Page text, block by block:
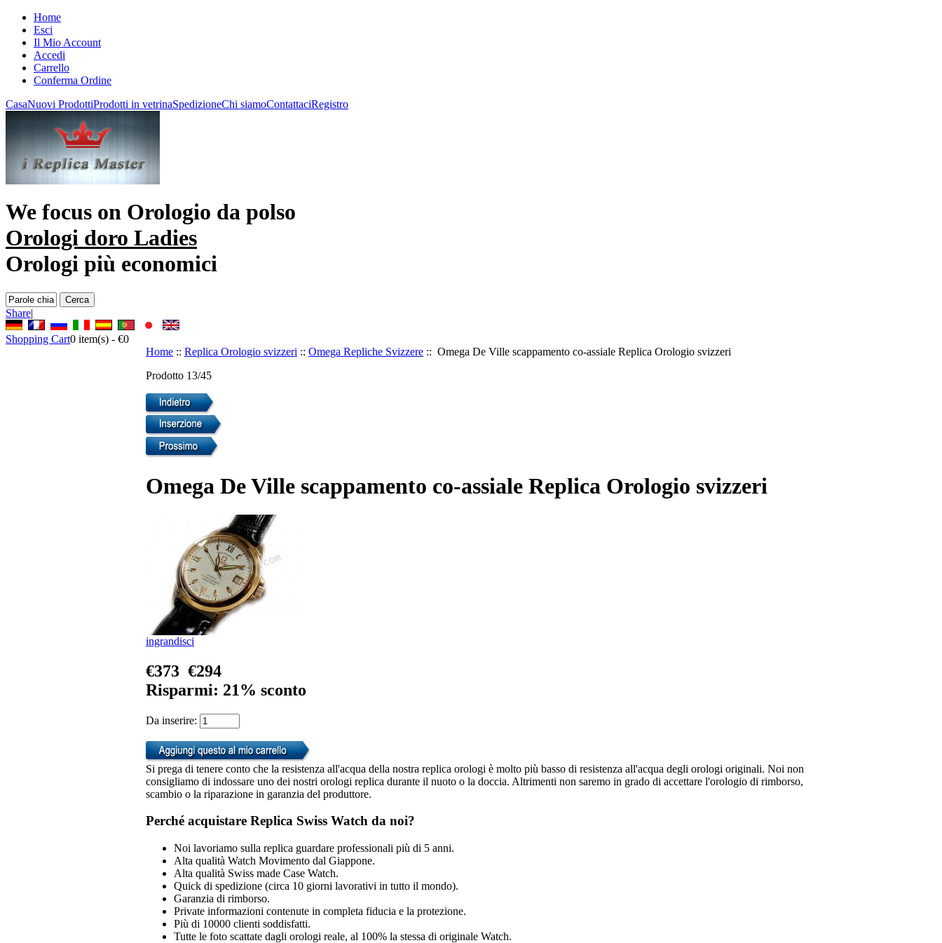
Home
Esci
Il Mio Account
Accedi
Carrello
Conferma Ordine
CasaNuovi ProdottiProdotti in vetrinaSpedizioneChi siamoContattaciRegistro
We focus on Orologio da polso
Orologi doro Ladies
Orologi più economici
Share|
Shopping Cart0 item(s) - €0
Home :: Replica Orologio svizzeri :: Omega Repliche Svizzere :: Omega De Ville scappamento co-assiale Replica Orologio svizzeri
Prodotto 13/45
Omega De Ville scappamento co-assiale Replica Orologio svizzeri
ingrandisci
€373 €294
Risparmi: 21% sconto
Da inserire:
Si prega di tenere conto che la resistenza all'acqua della nostra replica orologi è molto più basso di resistenza all'acqua degli orologi originali. Noi non
consigliamo di indossare uno dei nostri orologi replica durante il nuoto o la doccia. Altrimenti non saremo in grado di accettare l'orologio di rimborso,
scambio o la riparazione in garanzia del produttore.
Perché acquistare Replica Swiss Watch da noi?
Noi lavoriamo sulla replica guardare professionali più di 5 anni.
Alta qualità Watch Movimento dal Giappone.
Alta qualità Swiss made Case Watch.
Quick di spedizione (circa 10 giorni lavorativi in tutto il mondo).
Garanzia di rimborso.
Private informazioni contenute in completa fiducia e la protezione.
Più di 10000 clienti soddisfatti.
Tutte le foto scattate dagli orologi reale, al 100% la stessa di originale Watch.